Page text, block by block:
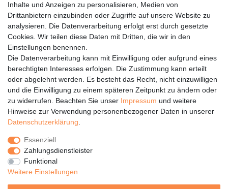
Die Lieferung erfolgt nur bis zur Bordsteinkante. Die Ware wird
vom Fahrer der Spedition NICHT in die Wohnung bzw. ins Haus
transportiert.
Rechtliches
Service
Unternehmen
Karriere
Presse
Blog
Inhalte und Anzeigen zu personalisieren, Medien von
Drittanbietern einzubinden oder Zugriffe auf unsere Website zu
analysieren. Die Datenverarbeitung erfolgt erst durch gesetzte
Cookies. Wir teilen diese Daten mit Dritten, die wir in den
Einstellungen benennen.
Die Datenverarbeitung kann mit Einwilligung oder aufgrund eines
berechtigten Interesses erfolgen. Die Zustimmung kann erteilt
oder abgelehnt werden. Es besteht das Recht, nicht einzuwilligen
und die Einwilligung zu einem späteren Zeitpunkt zu ändern oder
zu widerrufen. Beachten Sie unser Impressum und weitere
Hinweise zur Verwendung personenbezogener Daten in unserer
Daten­schutz­erklärung
Essenziell
Zahlungsdienstleister
Funktional
Weitere Einstellungen